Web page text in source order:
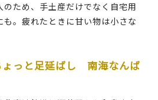
ため、手土産だけでなく自宅用
も。疲れたときに甘い物は小さな
っと足延ばし 南海なんば